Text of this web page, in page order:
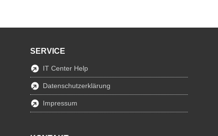
SERVICE
IT Center Help
Datenschutzerklärung
Impressum